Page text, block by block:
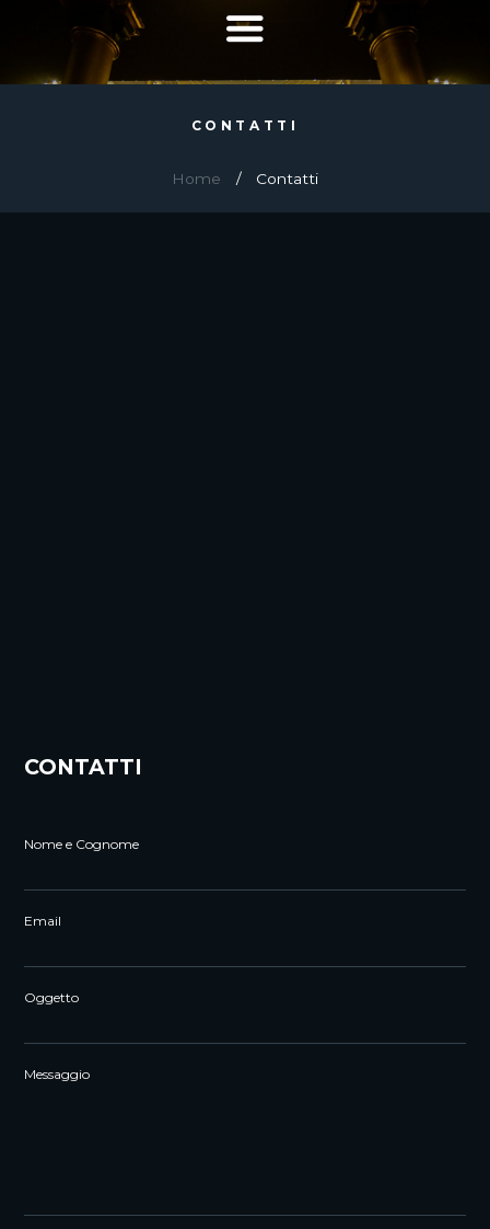
CONTATTI
Home Contatti
CONTATTI
Nome e Cognome
Email
Oggetto
Messaggio